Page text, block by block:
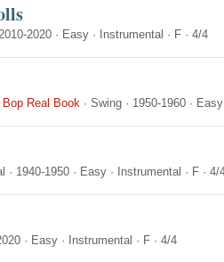
2020 · Easy · Instrumental · F · 4/4
Real Book · Swing · 1950-1960 · Easy
· 1940-1950 · Easy · Instrumental · F · 4/
· Easy · Instrumental · F · 4/4